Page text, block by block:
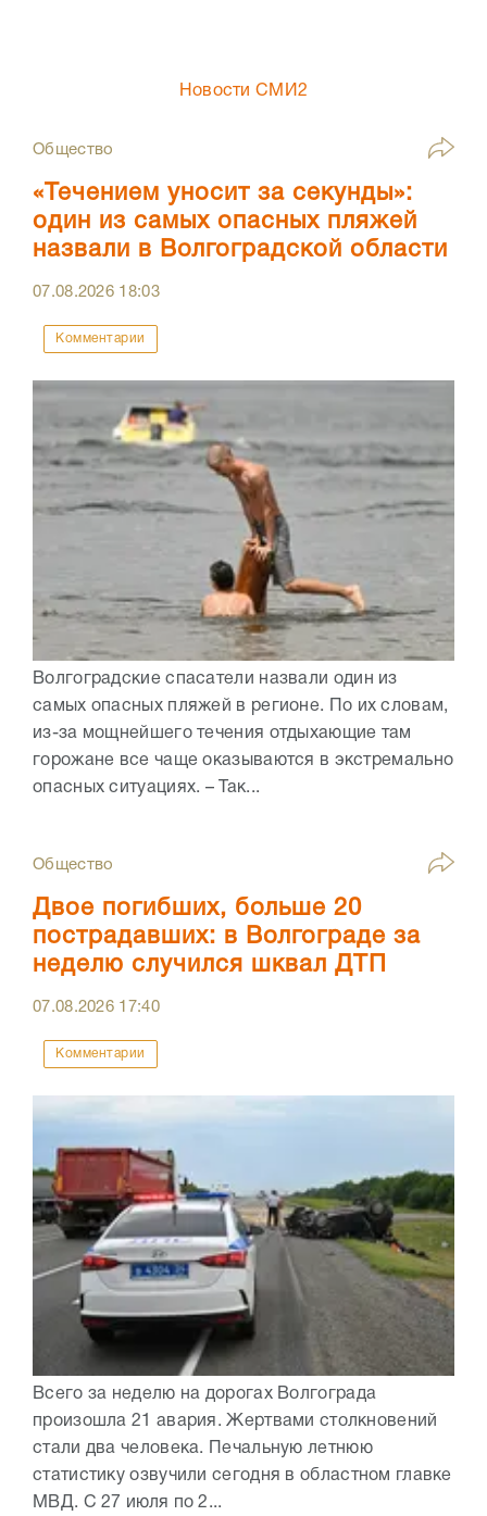
Новости СМИ2
Общество
«Течением уносит за секунды»:
один из самых опасных пляжей
назвали в Волгоградской области
07.08.2026 18:03
Комментарии
Волгоградские спасатели назвали один из
самых опасных пляжей в регионе. По их словам,
из-за мощнейшего течения отдыхающие там
горожане все чаще оказываются в экстремально
опасных ситуациях. – Так...
Общество
Двое погибших, больше 20
пострадавших: в Волгограде за
неделю случился шквал ДТП
07.08.2026 17:40
Комментарии
Всего за неделю на дорогах Волгограда
произошла 21 авария. Жертвами столкновений
стали два человека. Печальную летнюю
статистику озвучили сегодня в областном главке
МВД. С 27 июля по 2...